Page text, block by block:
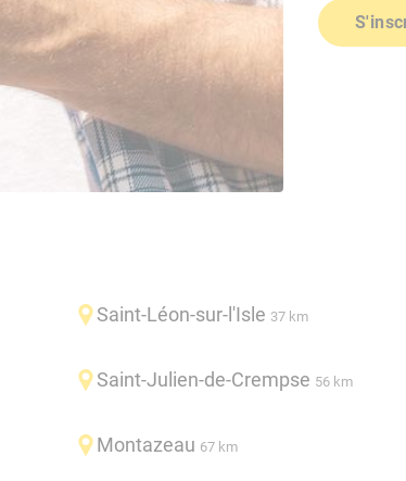
Saint-Léon-sur-l'Isle 37 km
Saint-Julien-de-Crempse 56 km
Montazeau 67 km